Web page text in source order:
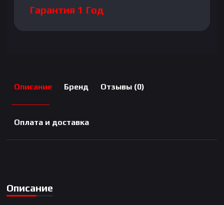
Гарантия 1 Год
Описание Бренд Отзывы (0)
Оплата и доставка
Описание